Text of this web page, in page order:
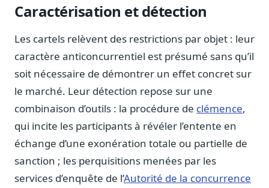
Fédérations & plaidoyer
Parlementaires
Journalistes
Veille en temps réel, embeds pour vos contenus
Chercheurs
Données exhaustives pour vos travaux académiques
Suivi par secteur
11 secteurs : énergie, santé, finance, numérique…
Caractérisation et détection
Les cartels relèvent des restrictions par objet : leur
caractère anticoncurrentiel est présumé sans qu’il
soit nécessaire de démontrer un effet concret sur
le marché. Leur détection repose sur une
combinaison d’outils : la procédure de clémence,
qui incite les participants à révéler l’entente en
échange d’une exonération totale ou partielle de
sanction ; les perquisitions menées par les
services d’enquête de l’Autorité de la concurrence